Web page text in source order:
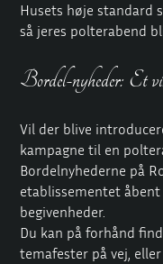
Husets høje standard
så jeres polterabend
Bordel-nyheder: Et
Vil der blive
kampagne til en
Bordelnyhederne på
etablissementet
begivenheder.
Du kan på forhånd
temafester på vej,